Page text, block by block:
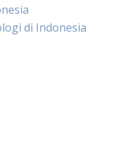
di Indonesia